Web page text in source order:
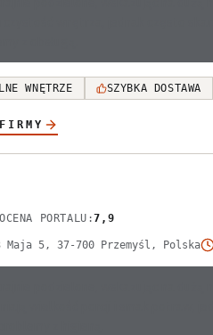
WNĘTRZE SZYBKA DOSTAWA
OCENA PORTALU :7,9
5, 37-700 Przemyśl, Polska